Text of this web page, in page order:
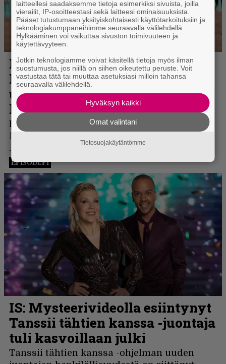
laitteellesi saadaksemme tietoja esimerkiksi sivuista, joilla
vierailit, IP-osoitteestasi sekä laitteesi ominaisuuksista.
Pääset tutustumaan yksityiskohtaisesti käyttötarkoituksiin ja
teknologiakumppaneihimme seuraavalla välilehdellä.
Hylkääminen voi vaikuttaa sivuston toimivuuteen ja
käytettävyyteen.
Jotkin teknologiamme voivat käsitellä tietoja myös ilman
suostumusta, jos niillä on siihen oikeutettu peruste. Voit
vastustaa tätä tai muuttaa asetuksiasi milloin tahansa
seuraavalla välilehdellä.
Hyväksyn kaikki
Omat valintani
Tietosuojakäytäntömme